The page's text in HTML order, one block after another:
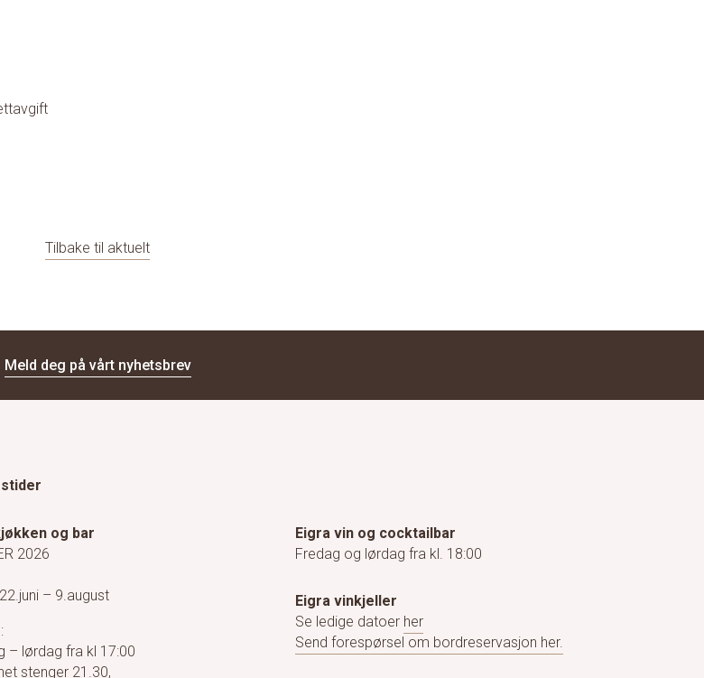
Tilbake til aktuelt
Meld deg på vårt nyhetsbrev
og bar
2026
– 9.august
– lørdag fra kl 17:00
stenger 21.30,
Eigra vin og cocktailbar
Fredag og lørdag fra kl. 18:00
Eigra vinkjeller
Se ledige datoer her
Send forespørsel om bordreservasjon her.